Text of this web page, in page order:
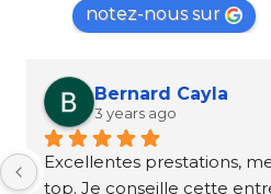
notez-nous sur
Bernard Cayla
3 years ago
Excellentes prestations,
top. Je conseille cette